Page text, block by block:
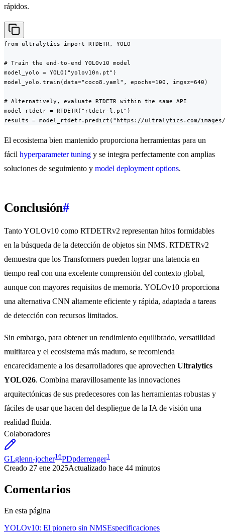
rápidos.
from ultralytics import RTDETR, YOLO
# Train the end-to-end YOLOv10 model
model_yolo = YOLO("yolov10n.pt")
model_yolo.train(data="coco8.yaml", epochs=100, imgsz=640)
# Alternatively, evaluate RTDETR within the same API
model_rtdetr = RTDETR("rtdetr-l.pt")
results = model_rtdetr.predict("https://ultralytics.com/
El ecosistema bien mantenido proporciona herramientas para un
fácil hyperparameter tuning y se integra perfectamente con amplias
soluciones de seguimiento y model deployment options.
Conclusión#
Tanto YOLOv10 como RTDETRv2 representan hitos formidables
en la búsqueda de la detección de objetos sin NMS. RTDETRv2
demuestra que los Transformers pueden lograr una latencia en
tiempo real con una excelente comprensión del contexto global,
aunque con mayores requisitos de memoria. YOLOv10 proporciona
una alternativa CNN altamente eficiente y rápida, adaptada a tareas
de detección con recursos limitados.
Sin embargo, para obtener un rendimiento equilibrado, versatilidad
multitarea y el ecosistema más maduro, se recomienda
encarecidamente a los desarrolladores que aprovechen Ultralytics
YOLO26. Combina maravillosamente las innovaciones
arquitectónicas de sus predecesores con las herramientas robustas y
fáciles de usar que hacen del despliegue de la IA de visión una
realidad fluida.
Colaboradores
GLglenn-jocher16PDpderrenger1
Creado 27 ene 2025Actualizado hace 44 minutos
Comentarios
En esta página
YOLOv10: El pionero sin NMSEspecificaciones